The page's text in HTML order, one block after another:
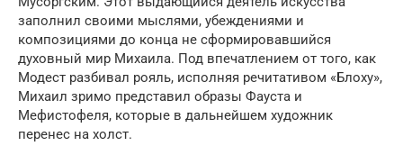
заполнил своими мыслями, убеждениями и
композициями до конца не сформировавшийся
духовный мир Михаила. Под впечатлением от того, как
Модест разбивал рояль, исполняя речитативом «Блоху»,
Михаил зримо представил образы Фауста и
Мефистофеля, которые в дальнейшем художник
перенес на холст.